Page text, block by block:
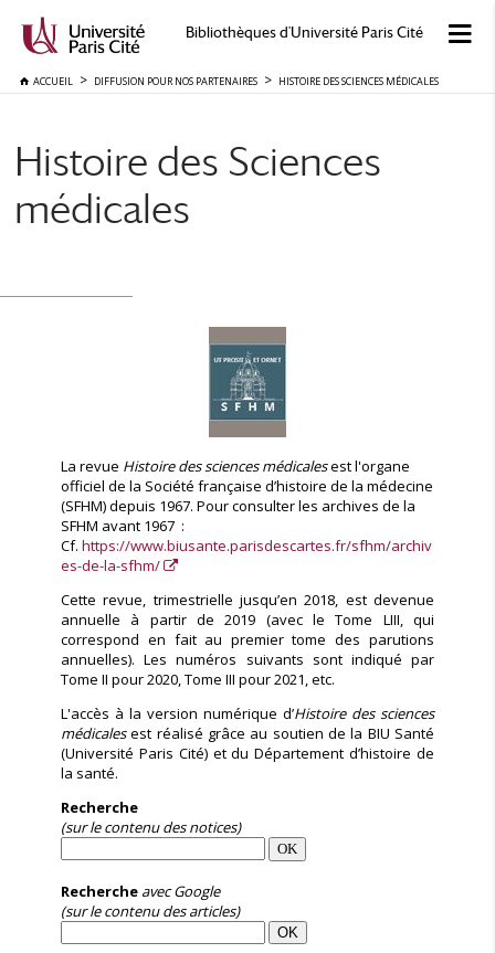
Bibliothèques d'Université Paris Cité
ACCUEIL DIFFUSION POUR NOS PARTENAIRES HISTOIRE DES SCIENCES MÉDICALES
Histoire des Sciences
médicales
La revue Histoire des sciences médicalesest l'organe
officiel de la Société française d’histoire de la médecine
(SFHM) depuis 1967. Pour consulter les archives de la
SFHM avant 1967 :
Cf.https://www.biusante.parisdescartes.fr/sfhm/archiv
es-de-la-sfhm/
Cette revue, trimestrielle jusqu’en 2018, est devenue
annuelle à partir de 2019 (avec le Tome LIII, qui
correspond en fait au premier tome des parutions
annuelles). Les numéros suivants sont indiqué par
Tome II pour 2020, Tome III pour 2021, etc.
L'accès à la version numérique d’Histoire des sciences
médicalesest réalisé grâce au soutien de la BIU Santé
(Université Paris Cité) et du Département d’histoire de
la santé.
Recherche
(sur le contenu des notices)
Recherche avec Google
(sur le contenu des articles)